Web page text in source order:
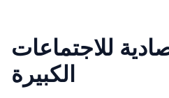
للاجتماعات
الكبيرة